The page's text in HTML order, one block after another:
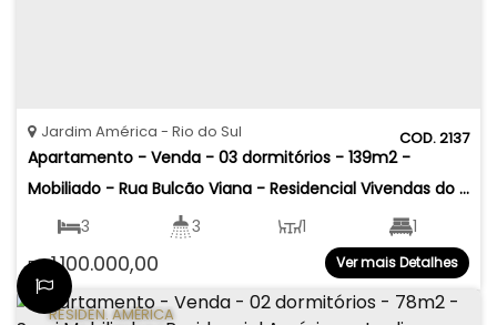
2137
Apartamento - Venda - 03 dormitórios - 139m2 -
Mobiliado - Rua Bulcão Viana - Residencial Vivendas do
Vale - Jardim América - Rio do Sul
R$1.100.000,00
Jardim América Rio do Sul
3 3 1 1
2 139.50m²
Ver mais Detalhes
RESIDEN. AMÉRICA